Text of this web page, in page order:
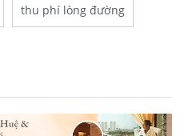
thu phí lòng đường